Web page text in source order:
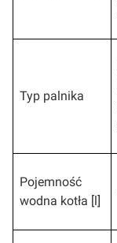
Typ palnika
Pojemność
wodna kotła [l]